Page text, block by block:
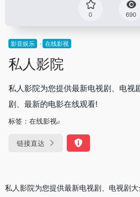
0 690
影音娱乐 在线影视
私人影院
私人影院为您提供最新电视剧、电视
剧、最新的电影在线观看!
标签： 在线影视
链接直达
私人影院为您提供最新电视剧、电视剧